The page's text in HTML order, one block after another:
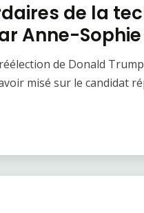
de la
Anne-Sophie
de Donald
misé sur le candidat